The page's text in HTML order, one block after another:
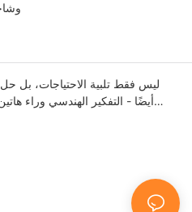
ليس فقط تلبية الاحتياجات، بل
أيضًا - التفكير الهندسي وراء هاتين